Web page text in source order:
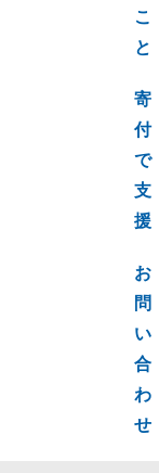
こ
と
寄
付
で
支
援
お
問
い
合
わ
せ